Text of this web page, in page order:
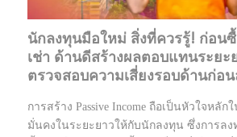
นักลงทุนมือใหม่ สิ่งที่ควรรู้! ก่อน
เช่า ด้านดีสร้างผลตอบแทนระยะ
ตรวจสอบความเสี่ยงรอบด้านก่อ
การสร้าง Passive Income ถือเป็นหัวใจหลัก
มั่นคงในระยะยาวให้กับนักลงทุน ซึ่งการล